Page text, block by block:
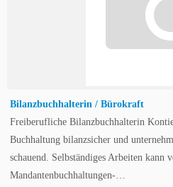
Bilanzbuchhalterin / Bürokraft
Freiberufliche Bilanzbuchhalterin
Buchhaltung bilanzsicher und
schauend. Selbständiges Arbeiten kann
Mandantenbuchhaltungen-…